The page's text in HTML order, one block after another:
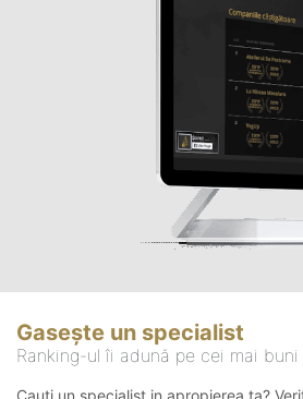
Gasește un specialist
Ranking-ul îi adună pe cei mai
Cauți un specialist in apropierea ta?